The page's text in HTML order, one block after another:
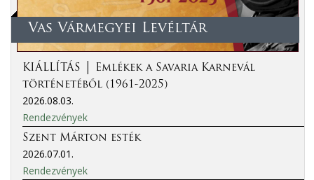
Vas Vármegyei Levéltár
KIÁLLÍTÁS │ Emlékek a Savaria Karnevál
történetéből (1961-2025)
2026.08.03.
Rendezvények
Szent Márton esték
2026.07.01.
Rendezvények